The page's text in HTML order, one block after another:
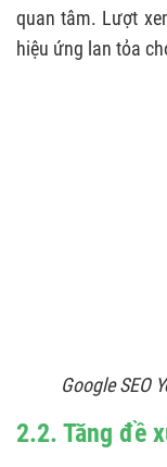
quan tâm. Lượt
hiệu ứng lan tỏa
Google SEO
2.2. Tăng đề